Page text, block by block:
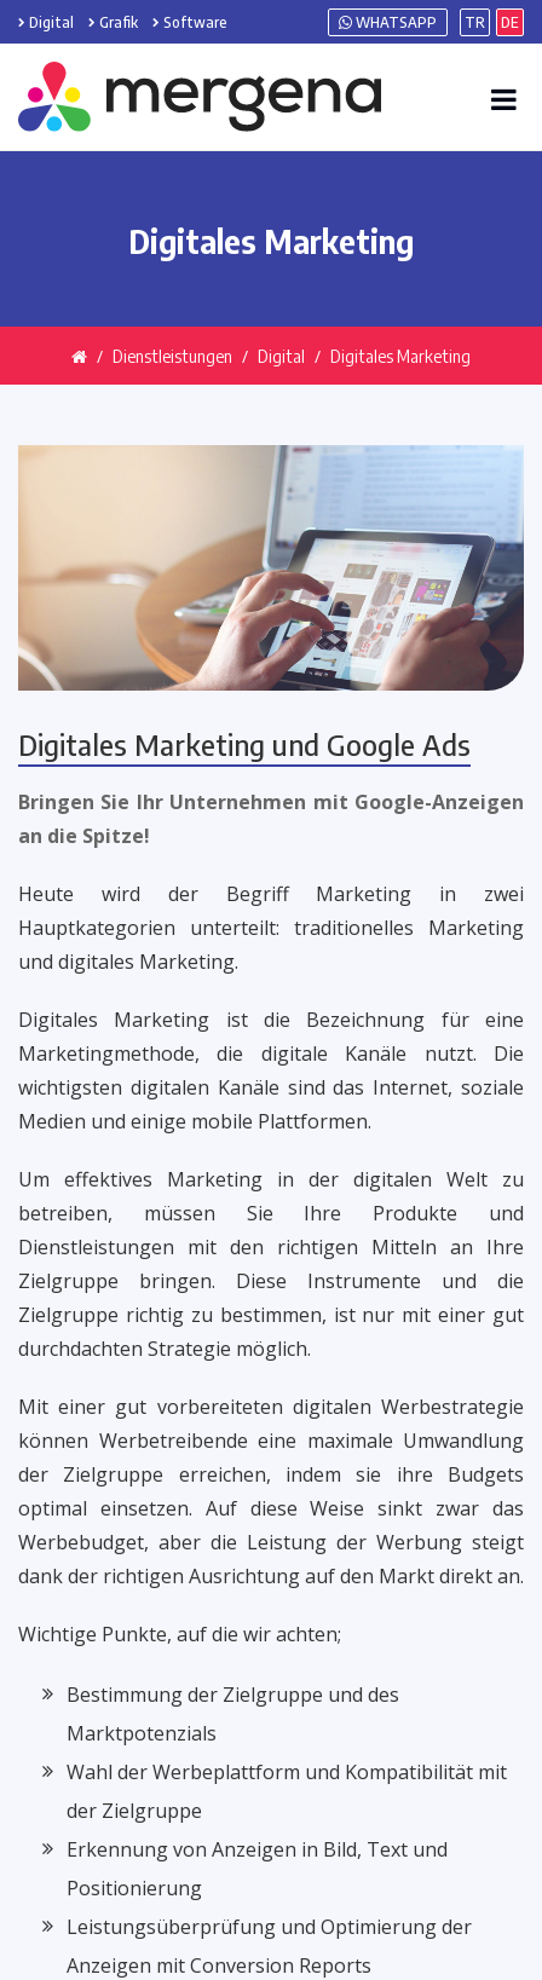
Digital Grafik Software TR DE
WHATSAPP
Digitales Marketing
Dienstleistungen Digital Digitales Marketing
Digitales Marketing und Google Ads
Bringen Sie Ihr Unternehmen mit Google-Anzeigen
an die Spitze!
Heute wird der Begriff Marketing in zwei
Hauptkategorien unterteilt: traditionelles Marketing
und digitales Marketing.
Digitales Marketing ist die Bezeichnung für eine
Marketingmethode, die digitale Kanäle nutzt. Die
wichtigsten digitalen Kanäle sind das Internet, soziale
Medien und einige mobile Plattformen.
Um effektives Marketing in der digitalen Welt zu
betreiben, müssen Sie Ihre Produkte und
Dienstleistungen mit den richtigen Mitteln an Ihre
Zielgruppe bringen. Diese Instrumente und die
Zielgruppe richtig zu bestimmen, ist nur mit einer gut
durchdachten Strategie möglich.
Mit einer gut vorbereiteten digitalen Werbestrategie
können Werbetreibende eine maximale Umwandlung
der Zielgruppe erreichen, indem sie ihre Budgets
optimal einsetzen. Auf diese Weise sinkt zwar das
Werbebudget, aber die Leistung der Werbung steigt
dank der richtigen Ausrichtung auf den Markt direkt an.
Wichtige Punkte, auf die wir achten;
Bestimmung der Zielgruppe und des
Marktpotenzials
Wahl der Werbeplattform und Kompatibilität mit
der Zielgruppe
Erkennung von Anzeigen in Bild, Text und
Positionierung
Leistungsüberprüfung und Optimierung der
Anzeigen mit Conversion Reports